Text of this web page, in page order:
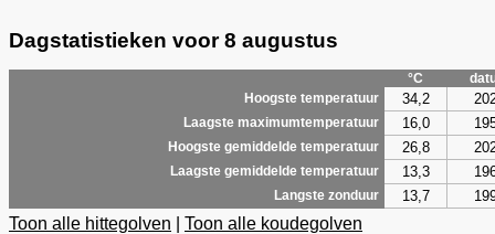
Dagstatistieken voor 8 augustus
°C
Hoogste temperatuur
34,2
Laagste maximumtemperatuur 16,0
Hoogste gemiddelde temperatuur 26,8
Laagste gemiddelde temperatuur 13,3
Langste zonduur 13,7
Toon alle hittegolven
Toon alle koudegolven